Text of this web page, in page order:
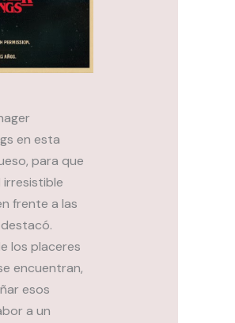
en esta
para que
frente a las
los placeres
encuentran,
esos
a un